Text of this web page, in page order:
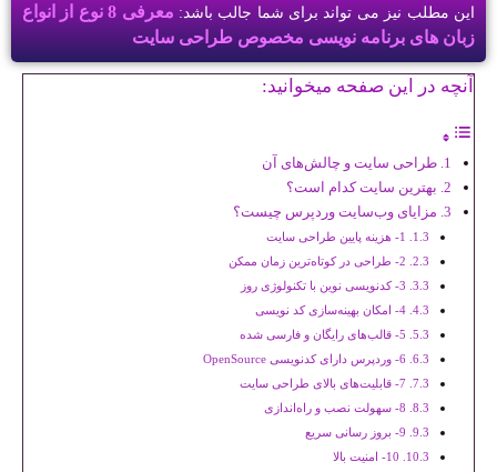
این مطلب نیز می تواند برای شما جالب باشد:
معرفی 8 نوع از انواع
زبان های برنامه نویسی مخصوص طراحی سایت
آنچه در این صفحه میخوانید:
طراحی سایت و چالش‌های آن
بهترین سایت کدام است؟
مزایای وب‌سایت وردپرس چیست؟
1- هزینه پایین طراحی سایت
2- طراحی در کوتاه‌ترین زمان ممکن
3- کدنویسی نوین با تکنولوژی روز
4- امکان بهینه‌سازی کد نویسی
5- قالب‌های رایگان و فارسی شده
6- وردپرس دارای کدنویسی OpenSource
7- قابلیت‌های بالای طراحی سایت
8- سهولت نصب و راه‌اندازی
9- بروز رسانی سریع
10- امنیت بالا